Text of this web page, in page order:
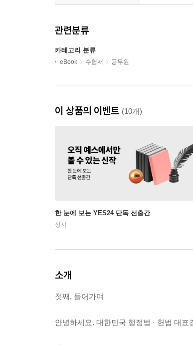
관련분류
카테고리 분류
eBook 수험서 공무원
이 상품의 이벤트 (10개)
한 눈에 보는 YES24 단독 선출간
상시
소개
첫째, 들어가며
안녕하세요. 대한민국 행정법 · 헌법 대표